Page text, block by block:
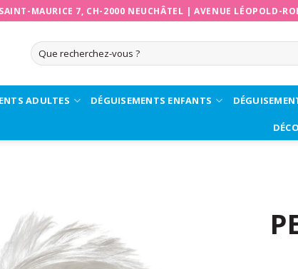
MAURICE 7, CH-2000 NEUCHÂTEL |AVENUE LÉOPOLD-
Recherche
pour :
ADULTES DÉGUISEMENTS ENFANTS